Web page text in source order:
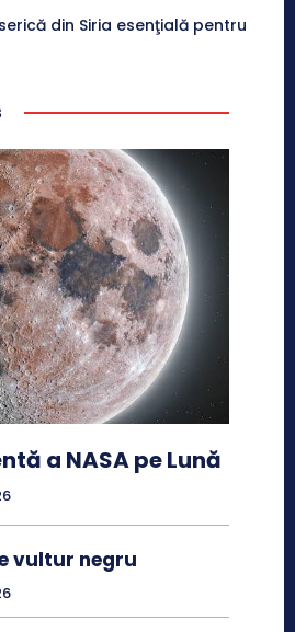
din Siria esenţială pentru
a NASA pe Lună
vultur negru